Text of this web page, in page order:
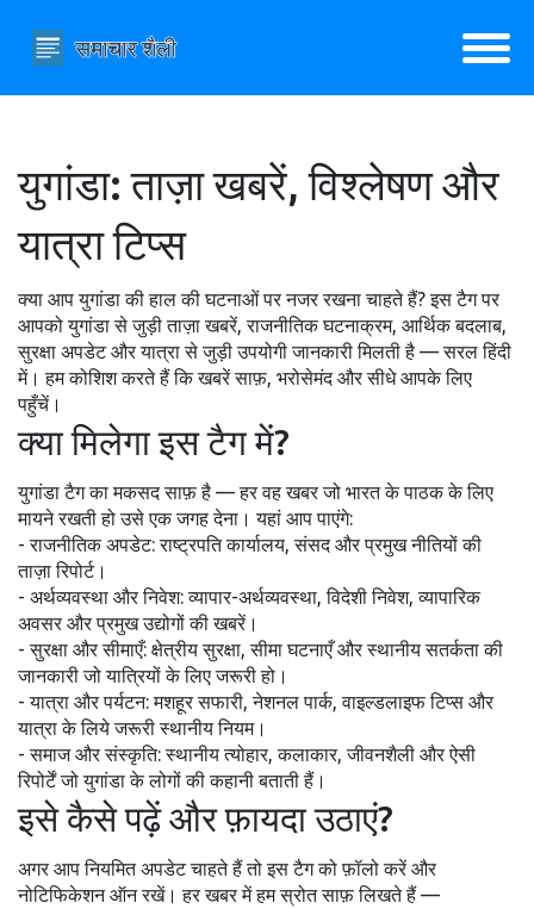
युगांडा: ताज़ा खबरें, विश्लेषण और
यात्रा टिप्स
क्या आप युगांडा की हाल की घटनाओं पर नजर रखना चाहते हैं? इस टैग पर
आपको युगांडा से जुड़ी ताज़ा खबरें, राजनीतिक घटनाक्रम, आर्थिक बदलाब,
सुरक्षा अपडेट और यात्रा से जुड़ी उपयोगी जानकारी मिलती है — सरल हिंदी
में। हम कोशिश करते हैं कि खबरें साफ़, भरोसेमंद और सीधे आपके लिए
पहुँचें।
क्या मिलेगा इस टैग में?
युगांडा टैग का मकसद साफ़ है — हर वह खबर जो भारत के पाठक के लिए
मायने रखती हो उसे एक जगह देना। यहां आप पाएंगे:
- राजनीतिक अपडेट: राष्ट्रपति कार्यालय, संसद और प्रमुख नीतियों की
ताज़ा रिपोर्ट।
- अर्थव्यवस्था और निवेश: व्यापार-अर्थव्यवस्था, विदेशी निवेश, व्यापारिक
अवसर और प्रमुख उद्योगों की खबरें।
- सुरक्षा और सीमाएँ: क्षेत्रीय सुरक्षा, सीमा घटनाएँ और स्थानीय सतर्कता की
जानकारी जो यात्रियों के लिए जरूरी हो।
- यात्रा और पर्यटन: मशहूर सफारी, नेशनल पार्क, वाइल्डलाइफ टिप्स और
यात्रा के लिये जरूरी स्थानीय नियम।
- समाज और संस्कृति: स्थानीय त्योहार, कलाकार, जीवनशैली और ऐसी
रिपोर्टें जो युगांडा के लोगों की कहानी बताती हैं।
इसे कैसे पढ़ें और फ़ायदा उठाएं?
अगर आप नियमित अपडेट चाहते हैं तो इस टैग को फ़ॉलो करें और
नोटिफिकेशन ऑन रखें। हर खबर में हम स्रोत साफ़ लिखते हैं —